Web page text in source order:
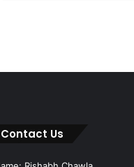
Contact Us